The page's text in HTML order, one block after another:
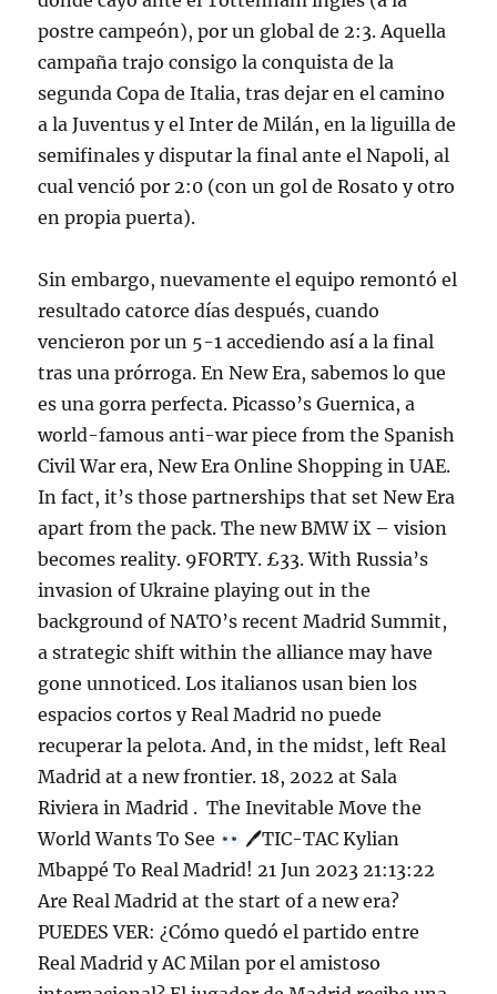
postre campeón), por un global de 2:3. Aquella
campaña trajo consigo la conquista de la
segunda Copa de Italia, tras dejar en el camino
a la Juventus y el Inter de Milán, en la liguilla de
semifinales y disputar la final ante el Napoli, al
cual venció por 2:0 (con un gol de Rosato y otro
en propia puerta).
Sin embargo, nuevamente el equipo remontó el
resultado catorce días después, cuando
vencieron por un 5-1 accediendo así a la final
tras una prórroga. En New Era, sabemos lo que
es una gorra perfecta. Picasso’s Guernica, a
world-famous anti-war piece from the Spanish
Civil War era, New Era Online Shopping in UAE.
In fact, it’s those partnerships that set New Era
apart from the pack. The new BMW iX – vision
becomes reality. 9FORTY. £33. With Russia’s
invasion of Ukraine playing out in the
background of NATO’s recent Madrid Summit,
a strategic shift within the alliance may have
gone unnoticed. Los italianos usan bien los
espacios cortos y Real Madrid no puede
recuperar la pelota. And, in the midst, left Real
Madrid at a new frontier. 18, 2022 at Sala
Riviera in Madrid . The Inevitable Move the
World Wants To See
🖊TIC-TAC Kylian
Mbappé To Real Madrid! 21 Jun 2023 21:13:22
Are Real Madrid at the start of a new era?
PUEDES VER: ¿Cómo quedó el partido entre
Real Madrid y AC Milan por el amistoso